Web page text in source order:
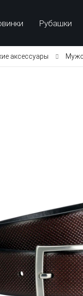
Рубашки
аксессуары